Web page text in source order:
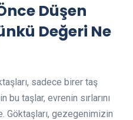
Düşen
Değeri Ne
sadece birer taş
bu taşlar, evrenin sırlarını
Göktaşları, gezegenimizin